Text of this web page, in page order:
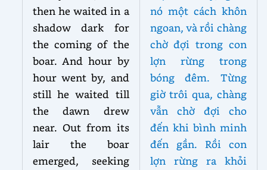
then he waited in a
shadow dark for
the coming of the
boar. And hour by
hour went by, and
still he waited till
the dawn drew
near. Out from its
lair the boar
emerged, seeking
nó một cách khôn
ngoan, và rồi chàng
chờ đợi trong con
lợn rừng trong
bóng đêm. Từng
giờ trôi qua, chàng
vẫn chờ đợi cho
đến khi bình minh
đến gần. Rồi con
lợn rừng ra khỏi